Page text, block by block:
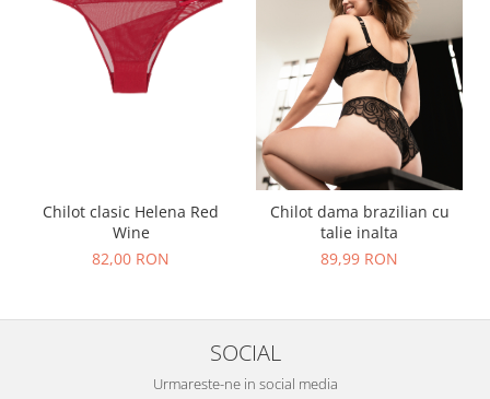
Chilot clasic Helena Red
Wine
82,00 RON
Chilot dama brazilian cu
talie inalta
89,99 RON
SOCIAL
Urmareste-ne in social media